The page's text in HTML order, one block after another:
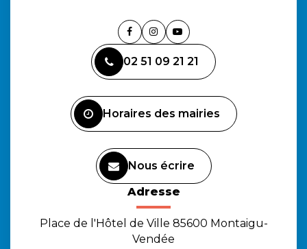
Lien
le
compte
Lien
le
compte
Lien
la
chaîne
02 51 09 21 21
Horaires des mairies
Nous écrire
Adresse
Place de l'Hôtel de Ville 85600 Montaigu-
Vendée